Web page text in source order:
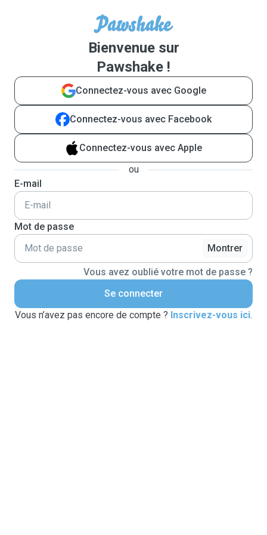
Bienvenue sur
Pawshake !
Connectez-vous avec Google
Connectez-vous avec Facebook
Connectez-vous avec Apple
ou
E-mail
Mot de passe
Montrer
Vous avez oublié votre mot de passe ?
Se connecter
Vous n’avez pas encore de compte ? Inscrivez-vous ici.